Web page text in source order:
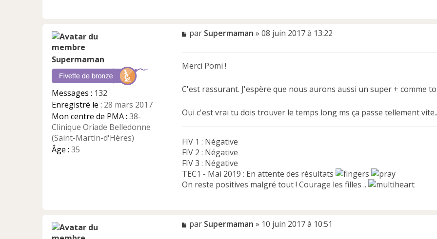
Supermaman
Messages : 132
Enregistré le : 28 mars 2017
Mon centre de PMA : 38-
Clinique Oriade Belledonne
(Saint-Martin-d'Hères)
Âge : 35
M
s
a
e
n
par Supermaman » 08 juin 2017 à 13:22
Merci Pomi !
C'est rassurant. J'espère que nous aurons aussi un super + comme
Oui c'est vrai tu dois trouver le temps long ms ça passe tellement vite..
FIV 1 : Négative
FIV 2 : Négative
FIV 3 : Négative
TEC1 - Mai 2019 : En attente des résultats
On reste positives malgré tout ! Courage les filles ..
M
par Supermaman » 10 juin 2017 à 10:51